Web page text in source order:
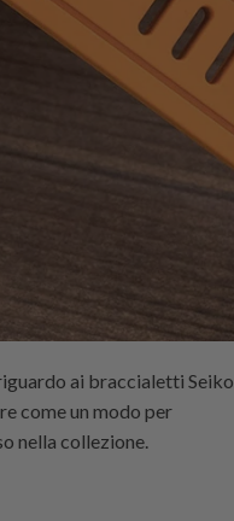
ai braccialetti Seiko
come un modo per
nella collezione.